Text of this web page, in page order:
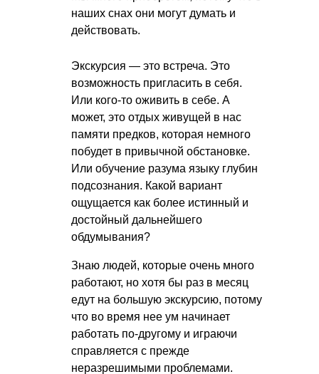
наших снах они могут думать и
действовать.
Экскурсия — это встреча. Это
возможность пригласить в себя.
Или кого-то оживить в себе. А
может, это отдых живущей в нас
памяти предков, которая немного
побудет в привычной обстановке.
Или обучение разума языку глубин
подсознания. Какой вариант
ощущается как более истинный и
достойный дальнейшего
обдумывания?
Знаю людей, которые очень много
работают, но хотя бы раз в месяц
едут на большую экскурсию, потому
что во время нее ум начинает
работать по-другому и играючи
справляется с прежде
неразрешимыми проблемами.